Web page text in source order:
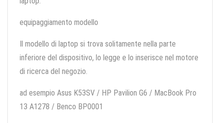
equipaggiamento modello
Il modello di laptop si trova solitamente nella parte
inferiore del dispositivo, lo legge e lo inserisce nel motore
di ricerca del negozio.
ad esempio Asus K53SV / HP Pavilion G6 / MacBook Pro
13 A1278 / Benco BP0001